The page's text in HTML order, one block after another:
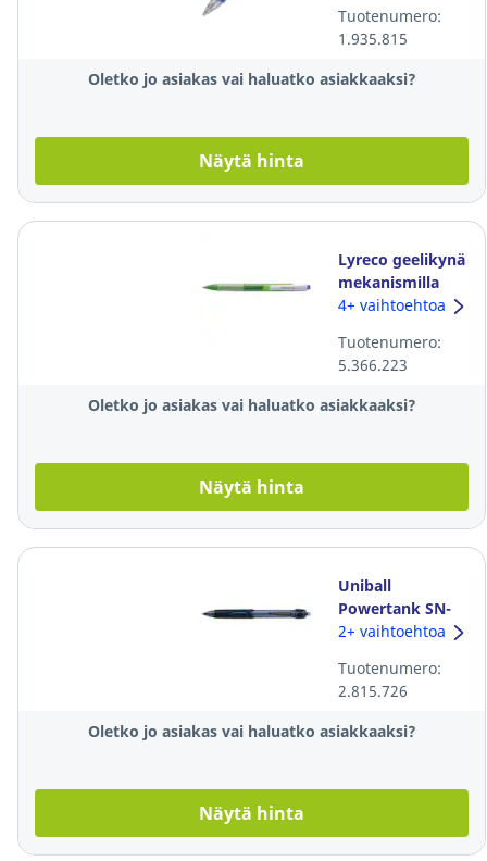
Tuotenumero:
1.935.815
Oletko jo asiakas vai haluatko asiakkaaksi?
Näytä hinta
Lyreco geelikynä
mekanismilla
0,35mm sininen
4+ vaihtoehtoa
Tuotenumero:
5.366.223
Oletko jo asiakas vai haluatko asiakkaaksi?
Näytä hinta
Uniball
Powertank SN-
220 kuulakynä
mm sininen
2+ vaihtoehtoa
Tuotenumero:
2.815.726
Oletko jo asiakas vai haluatko asiakkaaksi?
Näytä hinta